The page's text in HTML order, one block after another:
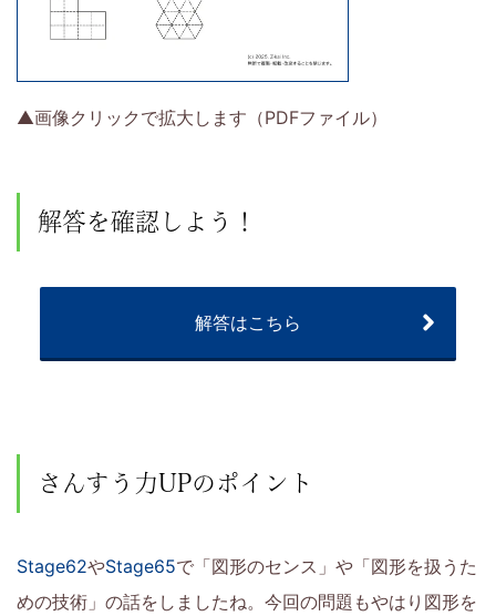
▲画像クリックで拡大します（PDFファイル）
解答を確認しよう！
解答はこちら
さんすう力UPのポイント
Stage62やStage65で「図形のセンス」や「図形を扱うた
めの技術」の話をしましたね。今回の問題もやはり図形を